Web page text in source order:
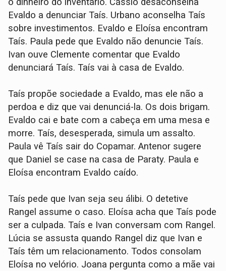
Evaldo a denunciar Taís. Urbano aconselha Taís
sobre investimentos. Evaldo e Eloísa encontram
Taís. Paula pede que Evaldo não denuncie Taís.
Ivan ouve Clemente comentar que Evaldo
denunciará Taís. Taís vai à casa de Evaldo.
Taís propõe sociedade a Evaldo, mas ele não a
perdoa e diz que vai denunciá-la. Os dois brigam.
Evaldo cai e bate com a cabeça em uma mesa e
morre. Taís, desesperada, simula um assalto.
Paula vê Taís sair do Copamar. Antenor sugere
que Daniel se case na casa de Paraty. Paula e
Eloísa encontram Evaldo caído.
Taís pede que Ivan seja seu álibi. O detetive
Rangel assume o caso. Eloísa acha que Taís pode
ser a culpada. Taís e Ivan conversam com Rangel.
Lúcia se assusta quando Rangel diz que Ivan e
Taís têm um relacionamento. Todos consolam
Eloísa no velório. Joana pergunta como a mãe vai